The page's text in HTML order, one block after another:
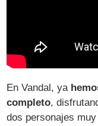
En Vandal, ya
completo,
dos personajes